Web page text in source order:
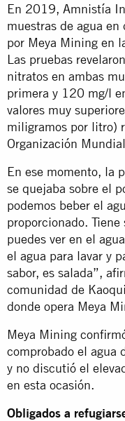
En 2019, Amnistía
muestras de agua
por Meya Mining en
Las pruebas
nitratos en ambas
primera y 120 mg/l
valores muy
miligramos por litro)
Organización
En ese momento, la
se quejaba sobre el
podemos beber el
proporcionado.
puedes ver en el
el agua para lavar y
sabor, es salada”,
comunidad de
donde opera Meya
Meya Mining
comprobado el agua
y no discutió el
en esta ocasión.
Obligados a